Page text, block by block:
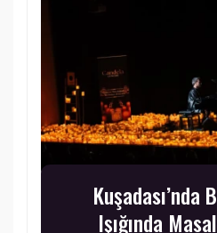
Kuşadası’nda
Işığında